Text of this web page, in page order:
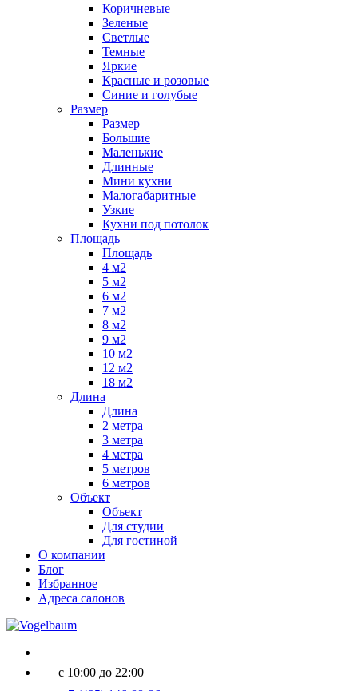
Коричневые
Зеленые
Светлые
Темные
Яркие
Красные и розовые
Синие и голубые
Размер
Размер
Большие
Маленькие
Длинные
Мини кухни
Малогабаритные
Узкие
Кухни под потолок
Площадь
Площадь
4 м2
5 м2
6 м2
7 м2
8 м2
9 м2
10 м2
12 м2
18 м2
Длина
Длина
2 метра
3 метра
4 метра
5 метров
6 метров
Объект
Объект
Для студии
Для гостиной
О компании
Блог
Избранное
Адреса салонов
с 10:00 до 22:00